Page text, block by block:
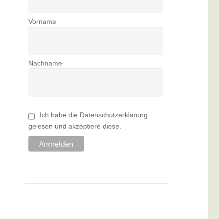
Vorname
Nachname
Ich habe die Datenschutzerklärung
gelesen und akzeptiere diese.